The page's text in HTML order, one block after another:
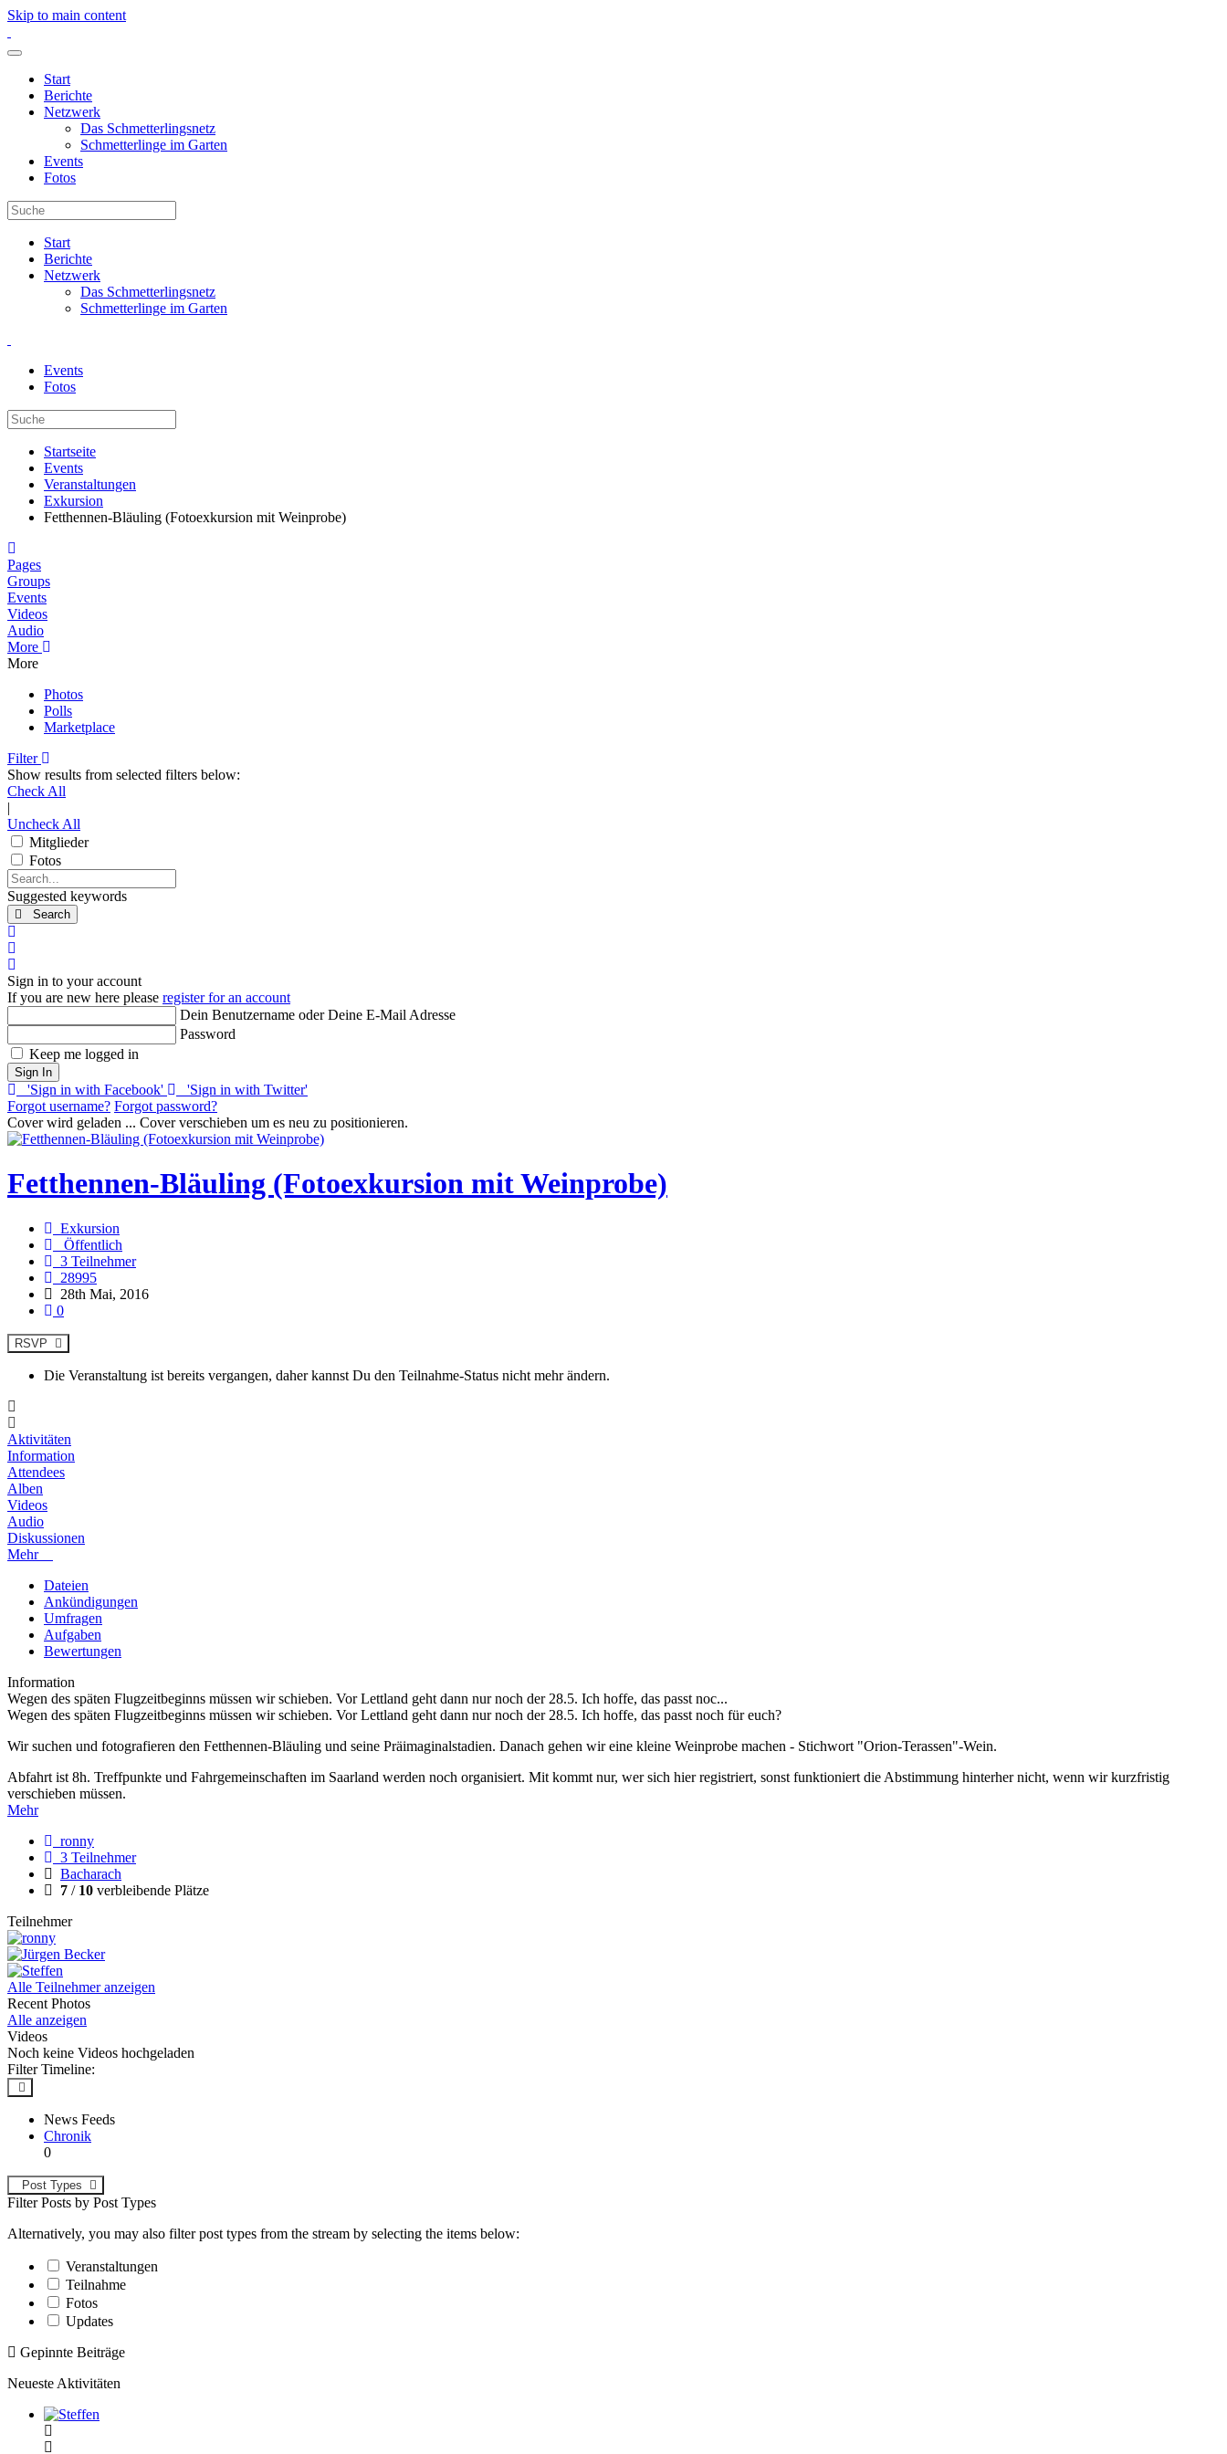
Skip to main content
Start
Berichte
Netzwerk
Das Schmetterlingsnetz
Schmetterlinge im Garten
Events
Fotos
Start
Berichte
Netzwerk
Das Schmetterlingsnetz
Schmetterlinge im Garten
Events
Fotos
Startseite
Events
Veranstaltungen
Exkursion
Fetthennen-Bläuling (Fotoexkursion mit Weinprobe)
Pages
Groups
Events
Videos
Audio
More
More
Photos
Polls
Marketplace
Filter
Show results from selected filters below:
Check All
|
Uncheck All
Mitglieder
Fotos
Search...
Suggested keywords
Search
Sign in to your account
If you are new here please register for an account
Dein Benutzername oder Deine E-Mail Adresse
Password
Keep me logged in
Sign In
'Sign in with Facebook'
'Sign in with Twitter'
Forgot username? Forgot password?
Cover wird geladen ... Cover verschieben um es neu zu positionieren.
Fetthennen-Bläuling (Fotoexkursion mit Weinprobe)
Exkursion
Öffentlich
3 Teilnehmer
28995
28th Mai, 2016
0
RSVP
Die Veranstaltung ist bereits vergangen, daher kannst Du den Teilnahme-Status nicht mehr ändern.
Aktivitäten
Information
Attendees
Alben
Videos
Audio
Diskussionen
Mehr
Dateien
Ankündigungen
Umfragen
Aufgaben
Bewertungen
Information
Wegen des späten Flugzeitbeginns müssen wir schieben. Vor Lettland geht dann nur noch der 28.5. Ich hoffe, das passt noc...
Wegen des späten Flugzeitbeginns müssen wir schieben. Vor Lettland geht dann nur noch der 28.5. Ich hoffe, das passt noch für euch?
Wir suchen und fotografieren den Fetthennen-Bläuling und seine Präimaginalstadien. Danach gehen wir eine kleine Weinprobe machen - Stichwort "Orion-Terassen"-Wein.
Abfahrt ist 8h. Treffpunkte und Fahrgemeinschaften im Saarland werden noch organisiert. Mit kommt nur, wer sich hier registriert, sonst funktioniert die Abstimmung hinterher nicht, wenn wir kurzfristig
verschieben müssen.
Mehr
ronny
3 Teilnehmer
Bacharach
7 / 10 verbleibende Plätze
Teilnehmer
Alle Teilnehmer anzeigen
Recent Photos
Alle anzeigen
Videos
Noch keine Videos hochgeladen
Filter Timeline:
News Feeds
Chronik
0
Post Types
Filter Posts by Post Types
Alternatively, you may also filter post types from the stream by selecting the items below:
Veranstaltungen
Teilnahme
Fotos
Updates
Gepinnte Beiträge
Neueste Aktivitäten